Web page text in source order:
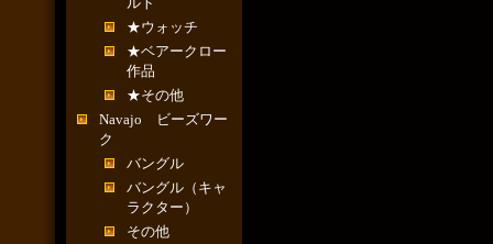
★ウォッチ
★ベアークロー
作品
★その他
Navajo ビーズワー
ク
バングル
バングル（キャ
ラクター）
その他